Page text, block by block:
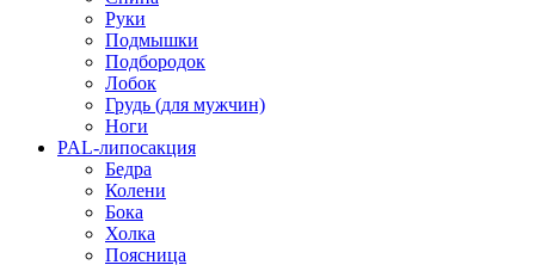
Руки
Подмышки
Подбородок
Лобок
Грудь (для мужчин)
Ноги
PAL-липосакция
Бедра
Колени
Бока
Холка
Поясница